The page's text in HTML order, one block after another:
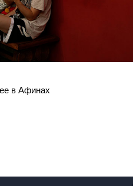
в Афинах